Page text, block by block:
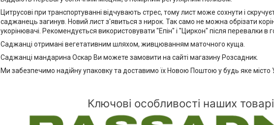
Цитрусові при транспортуванні відчувають стрес, тому лист може сохнути і
саджанець загинув. Новий лист з'явиться з нирок. Так само не можна обрізати
укорінювачі. Рекомендується використовувати "Епін" і "Циркон" після перевалки в
Саджанці отримані вегетативним шляхом, живцюванням маточного куща.
Саджанці мандарина Оскар Ви можете замовити на сайті магазину Розсадник.
Ми забезпечимо надійну упаковку та доставимо їх Новою Поштою у будь яке місто
Ключові особливості наших